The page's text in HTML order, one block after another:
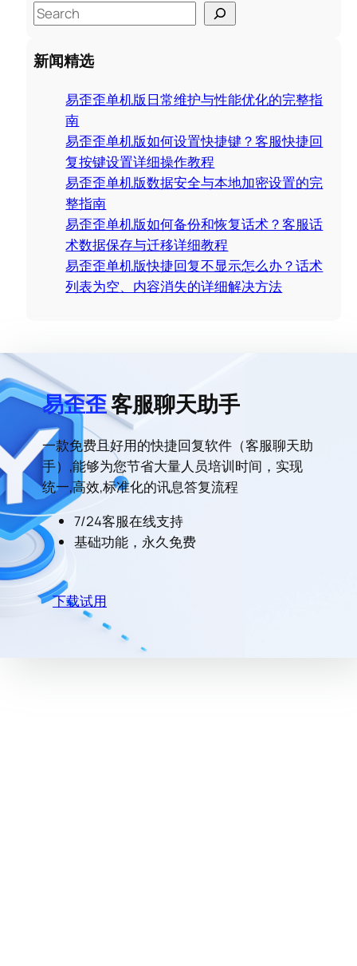
S
e
a
r
新闻精选
易歪歪单机版日常维护与性能优化的完整指
南
易歪歪单机版如何设置快捷键？客服快捷回
复按键设置详细操作教程
易歪歪单机版数据安全与本地加密设置的完
整指南
易歪歪单机版如何备份和恢复话术？客服话
术数据保存与迁移详细教程
易歪歪单机版快捷回复不显示怎么办？话术
列表为空、内容消失的详细解决方法
易歪歪客服聊天助手
一款免费且好用的快捷回复软件（客服聊天助
手）,能够为您节省大量人员培训时间，实现
统一,高效,标准化的讯息答复流程
7/24客服在线支持
基础功能，永久免费
下载试用